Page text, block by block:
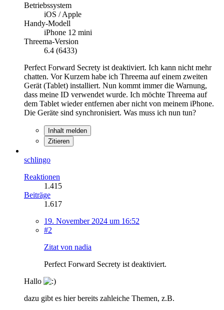
Betriebssystem
iOS / Apple
Handy-Modell
iPhone 12 mini
Threema-Version
6.4 (6433)
Perfect Forward Secrety ist deaktiviert. Ich kann nicht mehr
chatten. Vor Kurzem habe ich Threema auf einem zweiten
Gerät (Tablet) installiert. Nun kommt immer die Warnung,
dass meine ID verwendet wurde. Ich möchte Threema auf
dem Tablet wieder entfernen aber nicht von meinem iPhone.
Die Geräte sind synchronisiert. Was muss ich nun tun?
Inhalt melden
Zitieren
schlingo
Reaktionen
1.415
Beiträge
1.617
19. November 2024 um 16:52
#2
Zitat von nadia
Perfect Forward Secrety ist deaktiviert.
Hallo
dazu gibt es hier bereits zahleiche Themen, z.B.